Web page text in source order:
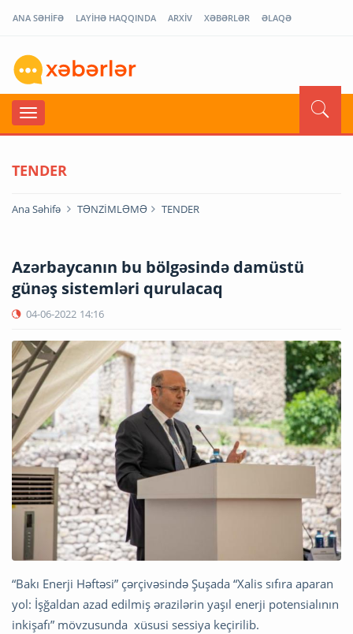
ANA SƏHİFƏ LAYİHƏ HAQQINDA ARXİV XƏBƏRLƏR ƏLAQƏ
TENDER
Ana Səhifə TƏNZİMLƏMƏ TENDER
Azərbaycanın bu bölgəsində damüstü
günəş sistemləri qurulacaq
04-06-2022 14:16
“Bakı Enerji Həftəsi” çərçivəsində Şuşada “Xalis sıfıra aparan
yol: İşğaldan azad edilmiş ərazilərin yaşıl enerji potensialının
inkişafı” mövzusunda xüsusi sessiya keçirilib.